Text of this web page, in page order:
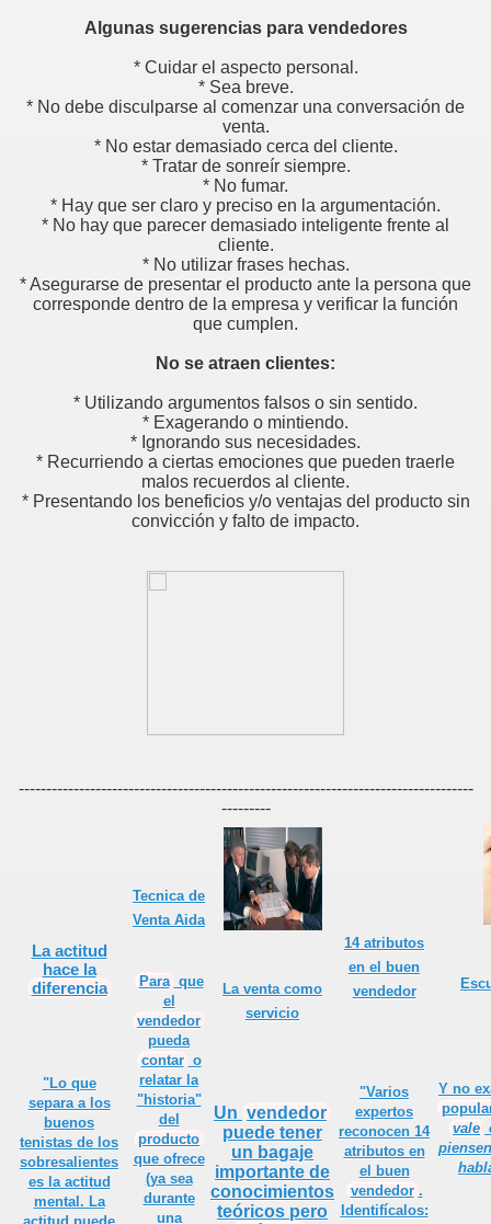
Algunas sugerencias para vendedores
* Cuidar el aspecto personal.
* Sea breve.
* No debe disculparse al comenzar una conversación de
venta.
* No estar demasiado cerca del cliente.
* Tratar de sonreír siempre.
* No fumar.
* Hay que ser claro y preciso en la argumentación.
* No hay que parecer demasiado inteligente frente al
cliente.
* No utilizar frases hechas.
* Asegurarse de presentar el producto ante la persona que
corresponde dentro de la empresa y verificar la función
que cumplen.
No se atraen clientes:
* Utilizando argumentos falsos o sin sentido.
* Exagerando o mintiendo.
* Ignorando sus necesidades.
* Recurriendo a ciertas emociones que pueden traerle
malos recuerdos al cliente.
* Presentando los beneficios y/o ventajas del producto sin
convicción y falto de impacto.
-----------------------------------------------------------------------------------
---------
Laactitud
hace la
diferencia
"Lo que
separa a los
buenos
tenistas de los
sobresalientes
es la actitud
mental. La
Tecnica de
Venta Aida
Para que
el
vendedor
pueda
contar o
relatar la
"historia"
del
producto
que ofrece
(ya sea
durante
una
La venta como
servicio
Un vendedor
puede tener
un bagaje
importante de
conocimientos
teóricos pero
14 atributos
en el buen
vendedor
"Varios
expertos
reconocen 14
atributos en
el buen
vendedor .
Identifícalos:
Y no
vale
Las Ventas
cómo será tu llamada
cliente